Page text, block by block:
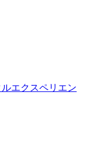
エクスペリエン